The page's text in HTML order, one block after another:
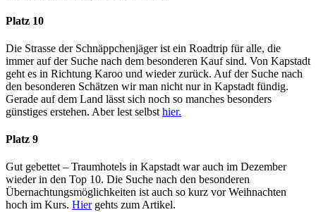
Platz 10
Die Strasse der Schnäppchenjäger ist ein Roadtrip für alle, die
immer auf der Suche nach dem besonderen Kauf sind. Von Kapstadt
geht es in Richtung Karoo und wieder zurück. Auf der Suche nach
den besonderen Schätzen wir man nicht nur in Kapstadt fündig.
Gerade auf dem Land lässt sich noch so manches besonders
günstiges erstehen. Aber lest selbst hier.
Platz 9
Gut gebettet – Traumhotels in Kapstadt war auch im Dezember
wieder in den Top 10. Die Suche nach den besonderen
Übernachtungsmöglichkeiten ist auch so kurz vor Weihnachten
hoch im Kurs. Hiergehts zum Artikel.